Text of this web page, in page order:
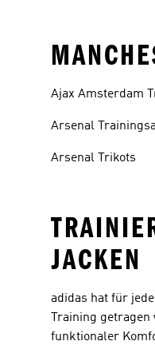
Ajax Amsterdam
Arsenal
Arsenal Trikots
JACKEN
adidas hat für
Training getragen
funktionaler